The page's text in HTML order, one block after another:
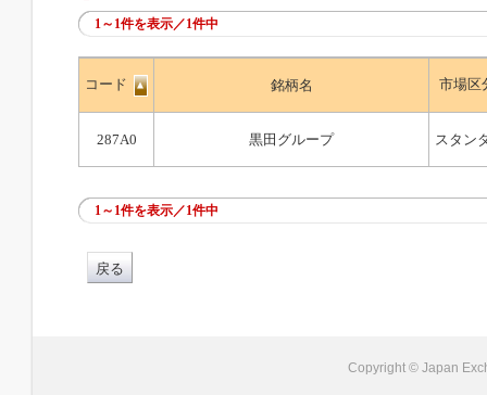
1～1件を表示／1件中
コード 銘柄名 市場区
287A0 黒田グループ スタン
1～1件を表示／1件中